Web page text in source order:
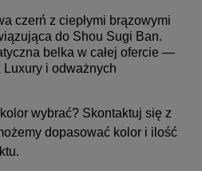
czerń z ciepłymi brązowymi
do Shou Sugi Ban.
belka w całej ofercie —
Luxury i odważnych
wybrać? Skontaktuj się z
dopasować kolor i ilość